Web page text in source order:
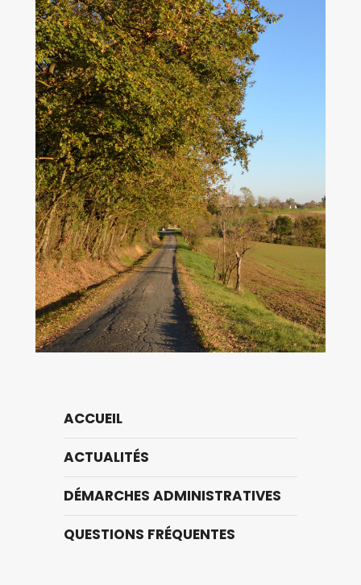
ACCUEIL
ACTUALITÉS
DÉMARCHES ADMINISTRATIVES
QUESTIONS FRÉQUENTES